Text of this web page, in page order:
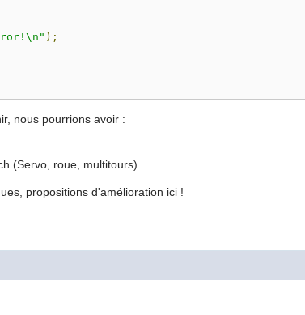
);
nous pourrions avoir :
(Servo, roue, multitours)
propositions d'amélioration ici !